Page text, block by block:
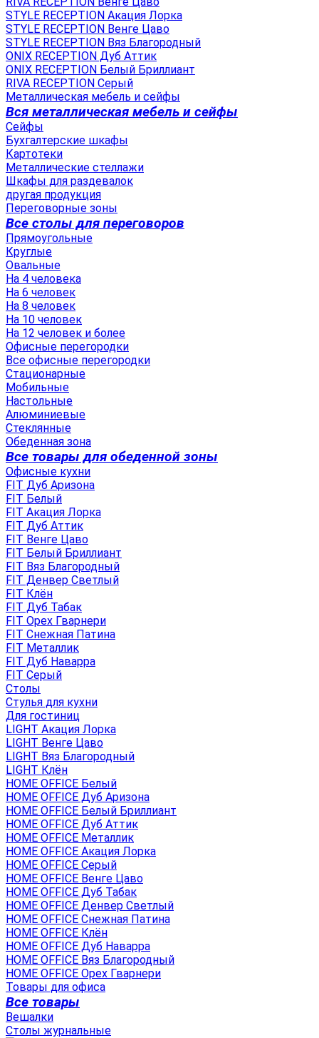
STYLE RECEPTION Акация Лорка
STYLE RECEPTION Венге Цаво
STYLE RECEPTION Вяз Благородный
ONIX RECEPTION Дуб Аттик
ONIX RECEPTION Белый Бриллиант
RIVA RECEPTION Серый
Металлическая мебель и сейфы
Вся металлическая мебель и сейфы
Сейфы
Бухгалтерские шкафы
Картотеки
Металлические стеллажи
Шкафы для раздевалок
другая продукция
Переговорные зоны
Все столы для переговоров
Прямоугольные
Круглые
Овальные
На 4 человека
На 6 человек
На 8 человек
На 10 человек
На 12 человек и более
Офисные перегородки
Все офисные перегородки
Стационарные
Мобильные
Настольные
Алюминиевые
Стеклянные
Обеденная зона
Все товары для обеденной зоны
Офисные кухни
FIT Дуб Аризона
FIT Белый
FIT Акация Лорка
FIT Дуб Аттик
FIT Венге Цаво
FIT Белый Бриллиант
FIT Вяз Благородный
FIT Денвер Светлый
FIT Клён
FIT Дуб Табак
FIT Орех Гварнери
FIT Снежная Патина
FIT Металлик
FIT Дуб Наварра
FIT Серый
Столы
Стулья для кухни
Для гостиниц
LIGHT Акация Лорка
LIGHT Венге Цаво
LIGHT Вяз Благородный
LIGHT Клён
HOME OFFICE Белый
HOME OFFICE Дуб Аризона
HOME OFFICE Белый Бриллиант
HOME OFFICE Дуб Аттик
HOME OFFICE Металлик
HOME OFFICE Акация Лорка
HOME OFFICE Серый
HOME OFFICE Венге Цаво
HOME OFFICE Дуб Табак
HOME OFFICE Денвер Светлый
HOME OFFICE Снежная Патина
HOME OFFICE Клён
HOME OFFICE Дуб Наварра
HOME OFFICE Вяз Благородный
HOME OFFICE Орех Гварнери
Товары для офиса
Все товары
Вешалки
Столы журнальные